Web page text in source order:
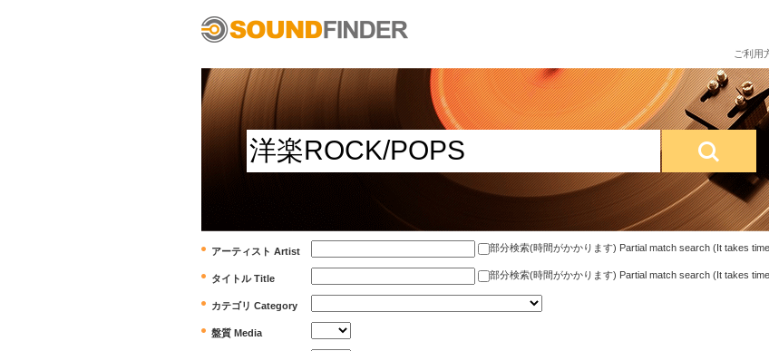
ご利用
アーティスト Artist 部分検索(時間がかかります) Partial match search (It takes
タイトル Title 部分検索(時間がかかります) Partial match search (It takes
カテゴリ Category
盤質 Media